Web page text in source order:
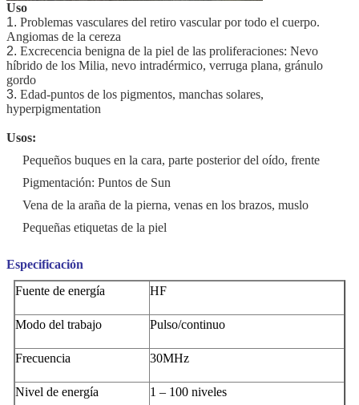
Uso
1. Problemas vasculares del retiro vascular por todo el cuerpo.
Angiomas de la cereza
2. Excrecencia benigna de la piel de las proliferaciones: Nevo
híbrido de los Milia, nevo intradérmico, verruga plana, gránulo
gordo
3. Edad-puntos de los pigmentos, manchas solares,
hyperpigmentation
Usos:
Pequeños buques en la cara, parte posterior del oído, frente
Pigmentación: Puntos de Sun
Vena de la araña de la pierna, venas en los brazos, muslo
Pequeñas etiquetas de la piel
Especificación
Fuente de energía
HF
Modo del trabajo Pulso/continuo
Frecuencia 30MHz
Nivel de energía 1 – 100 niveles